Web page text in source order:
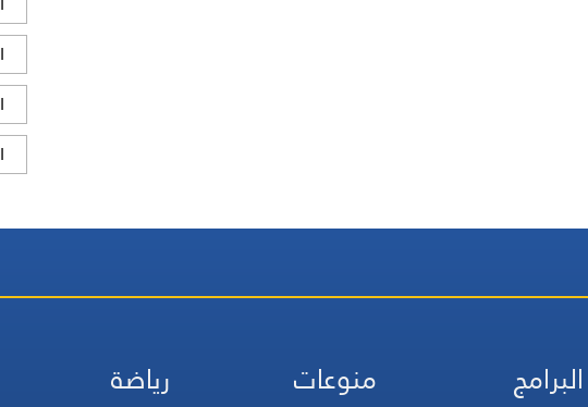
البرامج منوعات رياضة